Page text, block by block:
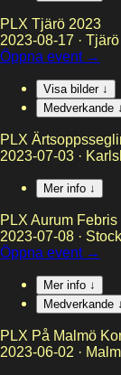
PLX Tjärö 2023
2023-08-17 · Tjärö
Öppna event →
Visa bilder ↓
Medverkande ↓
PLX
2023-07-03 ·
Mer info ↓
PLX Aurum Febris
2023-07-08 ·
Öppna event →
Mer info ↓
Medverkande ↓
PLX På Malmö
2023-06-02 ·